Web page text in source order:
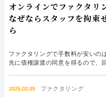
の...
オンラインでファクタリ
なぜならスタッフを拘束
ら
ファクタリングで手数料が安いの
先に債権譲渡の同意を得るので、
グよりも2社間ファクタリングに
2025.02.09 ファクタリング